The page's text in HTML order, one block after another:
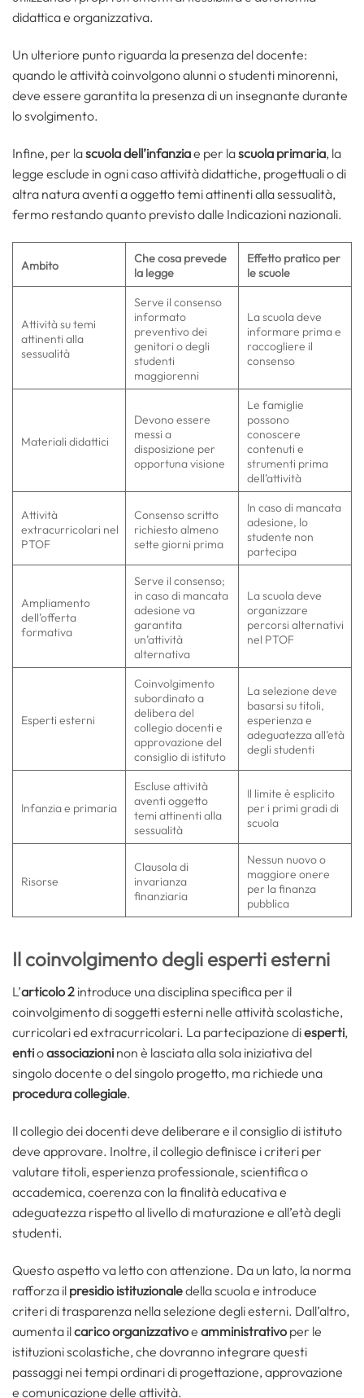
didattica e organizzativa.
Un ulteriore punto riguarda la presenza del docente:
quando le attività coinvolgono alunni o studenti minorenni,
deve essere garantita la presenza di un insegnante durante
lo svolgimento.
Infine, per lascuoladell’infanziae per lascuola primaria, la
legge esclude in ogni caso attività didattiche, progettuali o di
altra natura aventi a oggetto temi attinenti alla sessualità,
fermo restando quanto previsto dalle Indicazioni nazionali.
Ambito
Che cosa prevede
la legge
Effetto pratico per
le scuole
Attività su temi
attinenti alla
sessualità
Serve il consenso
informato
preventivo dei
genitori o degli
studenti
maggiorenni
La scuola deve
informare prima e
raccogliere il
consenso
Materiali didattici
Devono essere
messi a
disposizione per
opportuna visione
Le famiglie
possono
conoscere
contenuti e
strumenti prima
dell’attività
Attività
extracurricolari nel
PTOF
Consenso scritto
richiesto almeno
sette giorni prima
In caso di mancata
adesione, lo
studente non
partecipa
Ampliamento
dell’offerta
formativa
Serve il consenso;
in caso di mancata
adesione va
garantita
un’attività
alternativa
La scuola deve
organizzare
percorsi alternativi
nel PTOF
Esperti esterni
Coinvolgimento
subordinato a
delibera del
collegio docenti e
approvazione del
consiglio di istituto
La selezione deve
basarsi su titoli,
esperienza e
adeguatezza all’età
degli studenti
Infanzia e primaria
Escluse attività
aventi oggetto
temi attinenti alla
sessualità
Il limite è esplicito
per i primi gradi di
scuola
Risorse
Clausola di
invarianza
finanziaria
Nessun nuovo o
maggiore onere
per la finanza
pubblica
Il coinvolgimento degli esperti esterni
L’articolo 2 introduce una disciplina specifica per il
coinvolgimento di soggetti esterni nelle attività scolastiche,
curricolari ed extracurricolari. La partecipazione diesperti,
entioassociazioni non è lasciata alla sola iniziativa del
singolo docente o del singolo progetto, ma richiede una
procedura collegiale.
Il collegio dei docenti deve deliberare e il consiglio di istituto
deve approvare. Inoltre, il collegio definisce i criteri per
valutare titoli, esperienza professionale, scientifica o
accademica, coerenza con la finalità educativa e
adeguatezza rispetto al livello di maturazione e all’età degli
studenti.
Questo aspetto va letto con attenzione. Da un lato, la norma
rafforza il presidio istituzionaledella scuola e introduce
criteri di trasparenza nella selezione degli esterni. Dall’altro,
aumenta ilcarico organizzativoe amministrativo per le
istituzioni scolastiche, che dovranno integrare questi
passaggi nei tempi ordinari di progettazione, approvazione
e comunicazione delle attività.